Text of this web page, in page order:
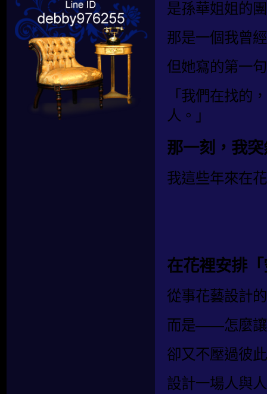
是孫華姐姐的
那是一個我曾
但她寫的第一
「我們在找的
人。」
那一刻，我
我這些年來在
在花裡安排
從事花藝設計
而是——怎麼讓
卻又不壓過彼
設計一場人與